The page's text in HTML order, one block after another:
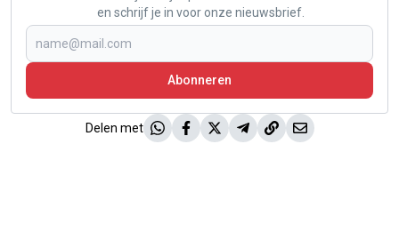
en schrijf je in voor onze nieuwsbrief.
Abonneren
Delen met